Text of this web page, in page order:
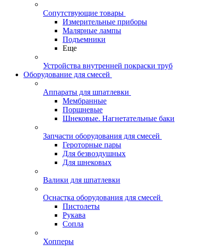
Сопутствующие товары
Измерительные приборы
Малярные лампы
Подъемники
Еще
Устройства внутренней покраски труб
Оборудование для смесей
Аппараты для шпатлевки
Мембранные
Поршневые
Шнековые. Нагнетательные баки
Запчасти оборудования для смесей
Героторные пары
Для безвоздушных
Для шнековых
Валики для шпатлевки
Оснастка оборудования для смесей
Пистолеты
Рукава
Сопла
Хопперы